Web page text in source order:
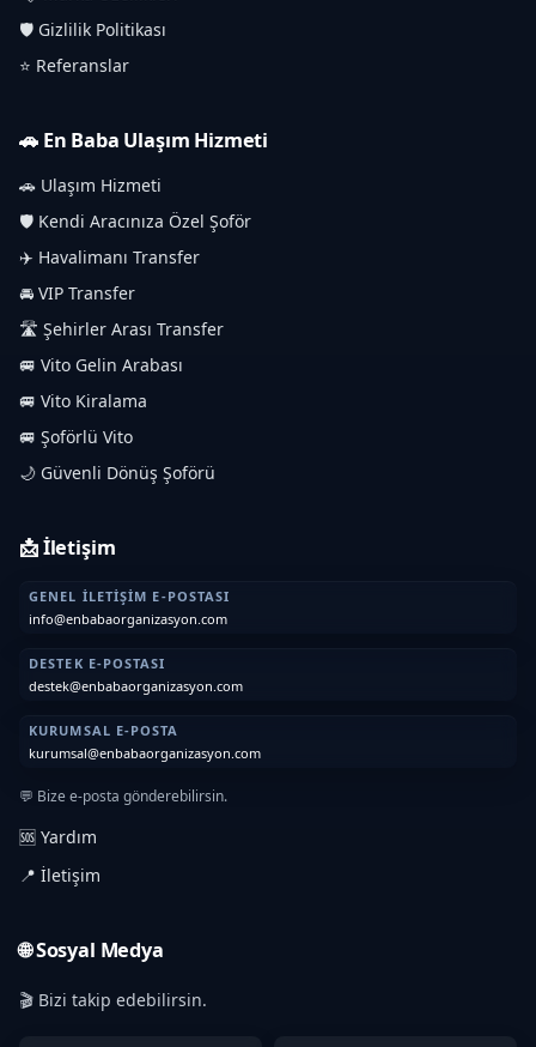
🛡️ Gizlilik Politikası
⭐ Referanslar
🚗 En Baba Ulaşım Hizmeti
🚗 Ulaşım Hizmeti
🛡️ Kendi Aracınıza Özel Şoför
✈️ Havalimanı Transfer
🚘 VIP Transfer
🛣️ Şehirler Arası Transfer
🚐 Vito Gelin Arabası
🚐 Vito Kiralama
🚐 Şoförlü Vito
🌙 Güvenli Dönüş Şoförü
📩 İletişim
GENEL İLETIŞIM E-POSTASI
info@enbabaorganizasyon.com
DESTEK E-POSTASI
destek@enbabaorganizasyon.com
KURUMSAL E-POSTA
kurumsal@enbabaorganizasyon.com
💬 Bize e-posta gönderebilirsin.
🆘 Yardım
📍 İletişim
🌐 Sosyal Medya
🎬 Bizi takip edebilirsin.